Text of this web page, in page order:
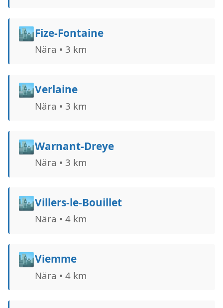
🏙️Fize-Fontaine
Nära • 3 km
🏙️Verlaine
Nära • 3 km
🏙️Warnant-Dreye
Nära • 3 km
🏙️Villers-le-Bouillet
Nära • 4 km
🏙️Viemme
Nära • 4 km